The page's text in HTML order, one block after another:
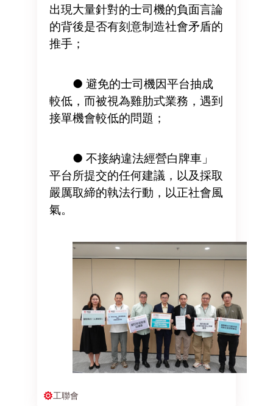
出現大量針對的士司機的負面言論
的背後是否有刻意制造社會矛盾的
推手；
● 避免的士司機因平台抽成
較低，而被視為雞肋式業務，遇到
接單機會較低的問題；
● 不接納違法經營白牌車」
平台所提交的任何建議，以及採取
嚴厲取締的執法行動，以正社會風
氣。
工聯會